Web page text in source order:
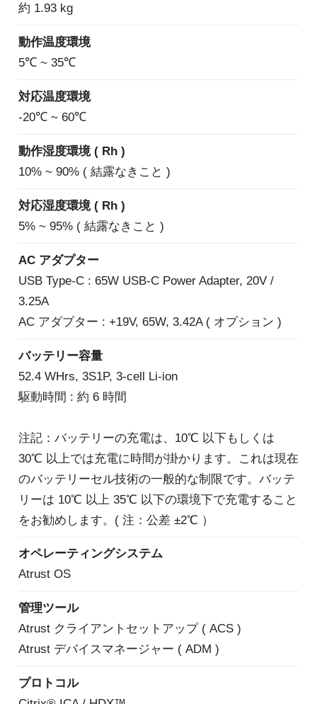
約 1.93 kg
動作温度環境
5℃ ~ 35℃
対応温度環境
-20℃ ~ 60℃
動作湿度環境 ( Rh )
10% ~ 90% ( 結露なきこと )
対応湿度環境 ( Rh )
5% ~ 95% ( 結露なきこと )
AC アダプター
USB Type-C : 65W USB-C Power Adapter, 20V /
3.25A
AC アダプター : +19V, 65W, 3.42A ( オプション )
バッテリー容量
52.4 WHrs, 3S1P, 3-cell Li-ion
駆動時間 : 約 6 時間
注記：バッテリーの充電は、10℃ 以下もしくは
30℃ 以上では充電に時間が掛かります。これは現在
のバッテリーセル技術の一般的な制限です。バッテ
リーは 10℃ 以上 35℃ 以下の環境下で充電すること
をお勧めします。( 注：公差 ±2℃ ）
オペレーティングシステム
Atrust OS
管理ツール
Atrust クライアントセットアップ ( ACS )
Atrust デバイスマネージャー ( ADM )
プロトコル